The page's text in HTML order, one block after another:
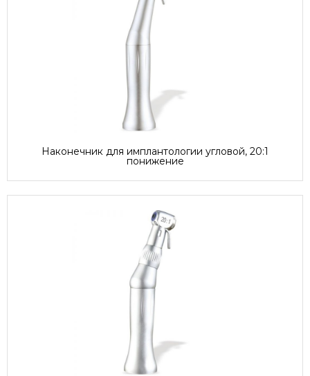
Наконечник для имплантологии угловой, 20:1
понижение